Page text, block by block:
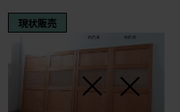
現状販売